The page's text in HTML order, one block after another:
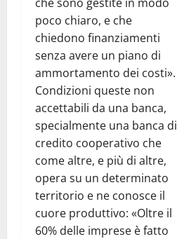
poco chiaro, e che
chiedono finanziamenti
senza avere un piano di
ammortamento dei costi».
Condizioni queste non
accettabili da una banca,
specialmente una banca di
credito cooperativo che
come altre, e più di altre,
opera su un determinato
territorio e ne conosce il
cuore produttivo: «Oltre il
60% delle imprese è fatto